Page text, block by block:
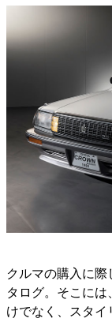
クルマの購入に
タログ。そこに
けでなく、スタイ